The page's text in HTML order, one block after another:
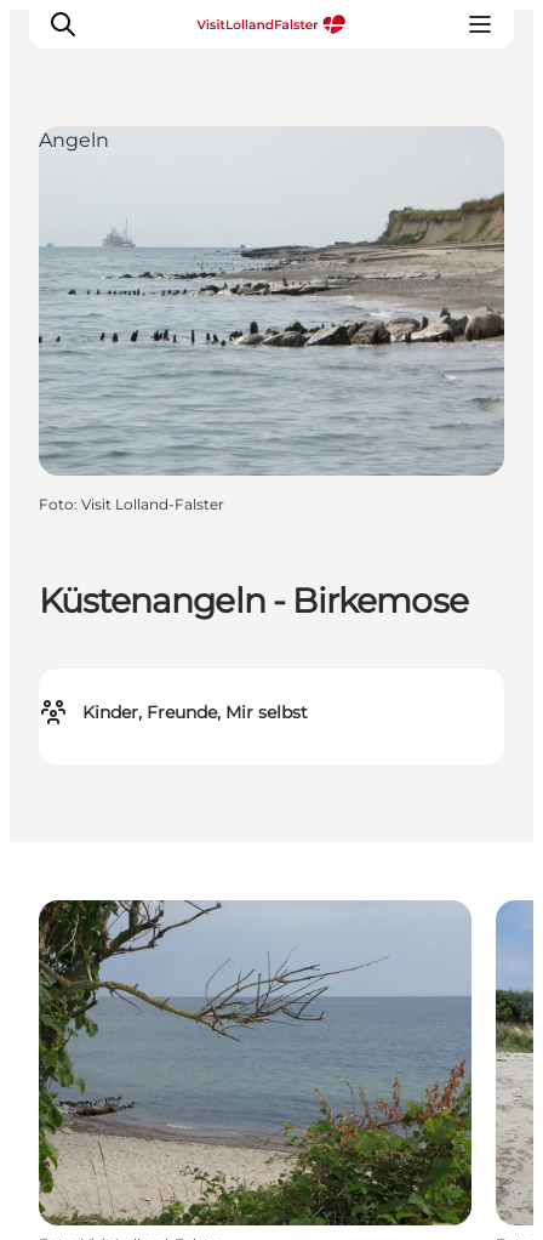
Familienurlaub
Kultur
Gastronomie
Urlaubsplaner
Küstenangeln - Birkemose
Kinder, Freunde, Mir selbst
Angeln
Foto: Visit Lolland-Falster